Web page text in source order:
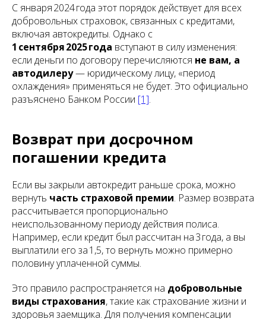
С января 2024 года этот порядок действует для всех
добровольных страховок, связанных с кредитами,
включая автокредиты. Однако с
1 сентября 2025 года вступают в силу изменения:
если деньги по договору перечисляются не вам, а
автодилеру— юридическому лицу, «период
охлаждения» применяться не будет. Это официально
разъяснено Банком России [1].
Возврат при досрочном
погашении кредита
Если вы закрыли автокредит раньше срока, можно
вернуть часть страховой премии. Размер возврата
рассчитывается пропорционально
неиспользованному периоду действия полиса.
Например, если кредит был рассчитан на 3 года, а вы
выплатили его за 1,5, то вернуть можно примерно
половину уплаченной суммы.
Это правило распространяется на добровольные
виды страхования, такие как страхование жизни и
здоровья заемщика. Для получения компенсации